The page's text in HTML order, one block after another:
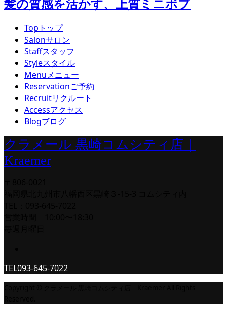
髪の質感を活かす、上質ミニボブ
Top トップ
Salonサロン
Staffスタッフ
Styleスタイル
Menuメニュー
Reservationご予約
Recruitリクルート
Accessアクセス
Blogブログ
クラメール 黒崎コムシティ店｜
Kraemer
TEL093-645-7022